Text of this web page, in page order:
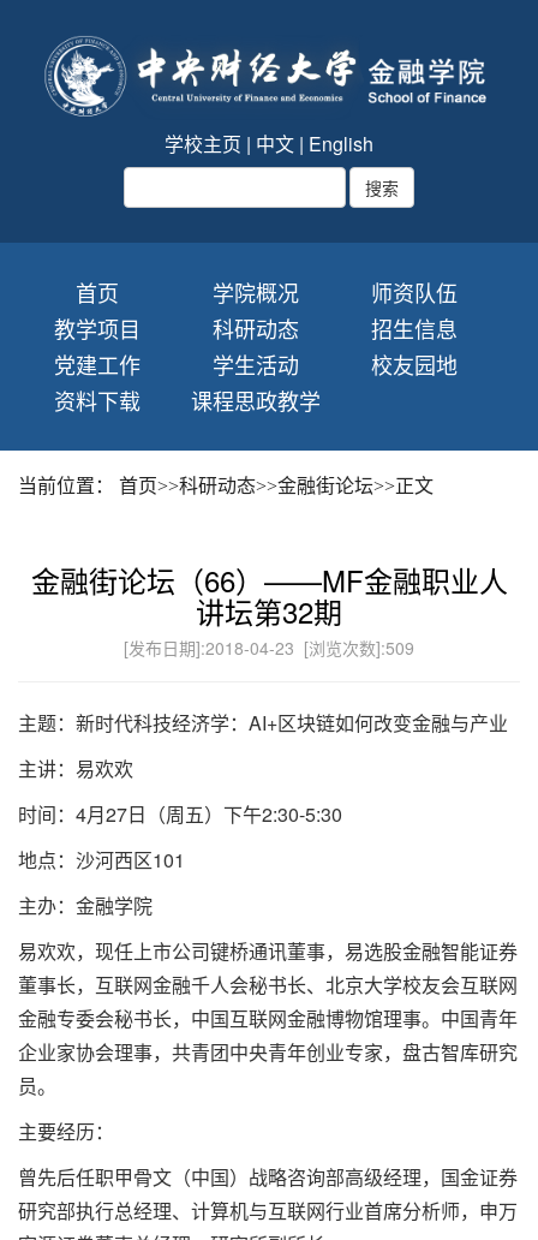
学校主页 | 中文 | English
首页 学院概况
师资队伍
教学项目
科研动态
招生信息
党建工作
学生活动
校友园地
资料下载
课程思政教学
当前位置： 首页>>科研动态>>金融街论坛>>正文
金融街论坛（66）——MF金融职业人
讲坛第32期
[发布日期]:2018-04-23 [浏览次数]:509
主题：新时代科技经济学：AI+区块链如何改变金融与产业
主讲：易欢欢
时间：4月27日（周五）下午2:30-5:30
地点：沙河西区101
主办：金融学院
易欢欢，现任上市公司键桥通讯董事，易选股金融智能证券
董事长，互联网金融千人会秘书长、北京大学校友会互联网
金融专委会秘书长，中国互联网金融博物馆理事。中国青年
企业家协会理事，共青团中央青年创业专家，盘古智库研究
员。
主要经历：
曾先后任职甲骨文（中国）战略咨询部高级经理，国金证券
研究部执行总经理、计算机与互联网行业首席分析师，申万